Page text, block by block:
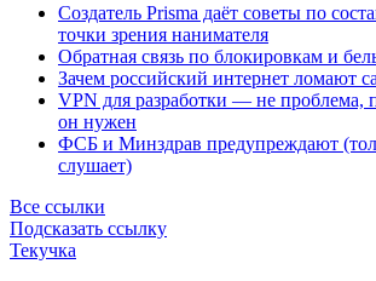
Создатель Prisma даёт советы по
точки зрения нанимателя
Обратная связь по блокировкам и
Зачем российский интернет ломают
VPN для разработки — не проблема,
он нужен
ФСБ и Минздрав предупреждают
слушает)
Все ссылки
Подсказать ссылку
Текучка